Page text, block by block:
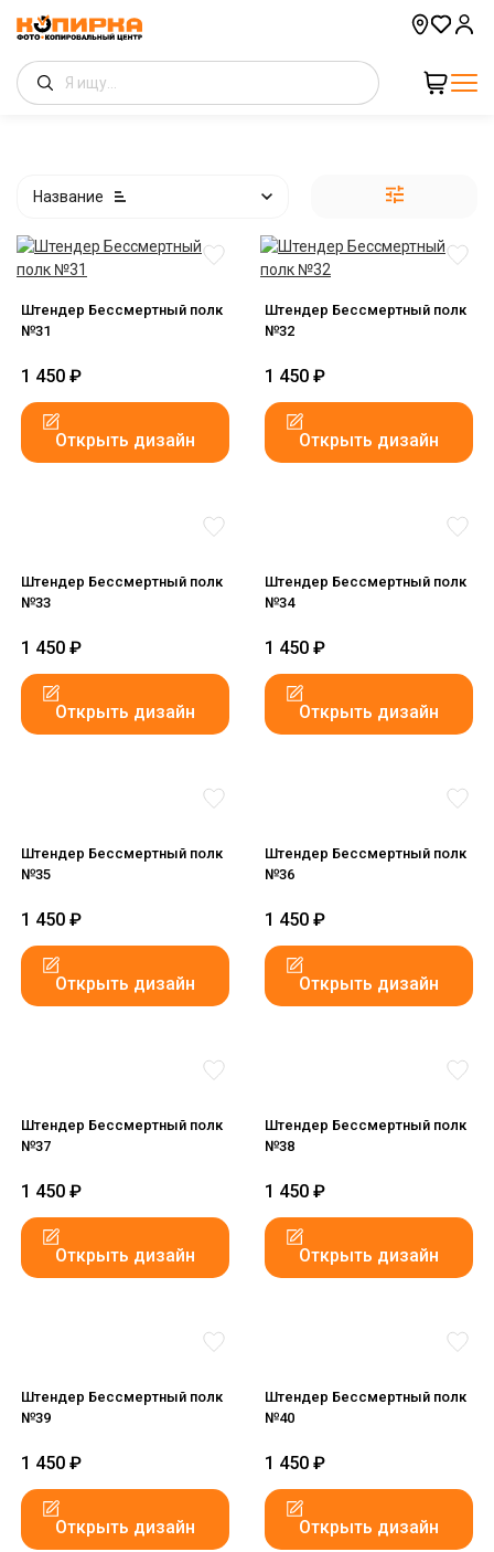
Название
Штендер Бессмертный полк
№31
1 450 ₽
Открыть дизайн
Штендер Бессмертный полк
№32
1 450 ₽
Открыть дизайн
Штендер Бессмертный полк
№33
1 450 ₽
Открыть дизайн
Штендер Бессмертный полк
№34
1 450 ₽
Открыть дизайн
Штендер Бессмертный полк
№35
1 450 ₽
Открыть дизайн
Штендер Бессмертный полк
№36
1 450 ₽
Открыть дизайн
Штендер Бессмертный полк
№37
1 450 ₽
Открыть дизайн
Штендер Бессмертный полк
№38
1 450 ₽
Открыть дизайн
Штендер Бессмертный полк
№39
1 450 ₽
Открыть дизайн
Штендер Бессмертный полк
№40
1 450 ₽
Открыть дизайн